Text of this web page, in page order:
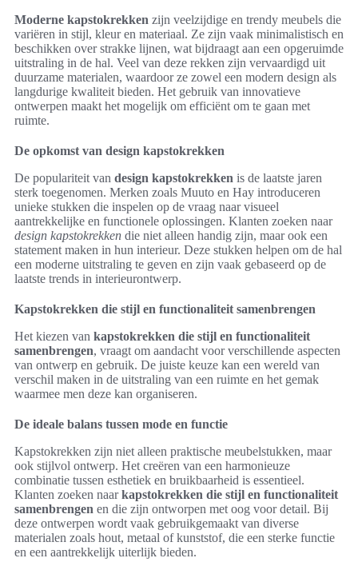
Moderne kapstokrekken zijn veelzijdige en trendy meubels die
variëren in stijl, kleur en materiaal. Ze zijn vaak minimalistisch en
beschikken over strakke lijnen, wat bijdraagt aan een opgeruimde
uitstraling in de hal. Veel van deze rekken zijn vervaardigd uit
duurzame materialen, waardoor ze zowel een modern design als
langdurige kwaliteit bieden. Het gebruik van innovatieve
ontwerpen maakt het mogelijk om efficiënt om te gaan met
ruimte.
De opkomst van design kapstokrekken
De populariteit van design kapstokrekken is de laatste jaren
sterk toegenomen. Merken zoals Muuto en Hay introduceren
unieke stukken die inspelen op de vraag naar visueel
aantrekkelijke en functionele oplossingen. Klanten zoeken naar
design kapstokrekken die niet alleen handig zijn, maar ook een
statement maken in hun interieur. Deze stukken helpen om de hal
een moderne uitstraling te geven en zijn vaak gebaseerd op de
laatste trends in interieurontwerp.
Kapstokrekken die stijl en functionaliteit samenbrengen
Het kiezen van kapstokrekken die stijl en functionaliteit
samenbrengen, vraagt om aandacht voor verschillende aspecten
van ontwerp en gebruik. De juiste keuze kan een wereld van
verschil maken in de uitstraling van een ruimte en het gemak
waarmee men deze kan organiseren.
De ideale balans tussen mode en functie
Kapstokrekken zijn niet alleen praktische meubelstukken, maar
ook stijlvol ontwerp. Het creëren van een harmonieuze
combinatie tussen esthetiek en bruikbaarheid is essentieel.
Klanten zoeken naarkapstokrekken die stijl en functionaliteit
samenbrengen en die zijn ontworpen met oog voor detail. Bij
deze ontwerpen wordt vaak gebruikgemaakt van diverse
materialen zoals hout, metaal of kunststof, die een sterke functie
en een aantrekkelijk uiterlijk bieden.